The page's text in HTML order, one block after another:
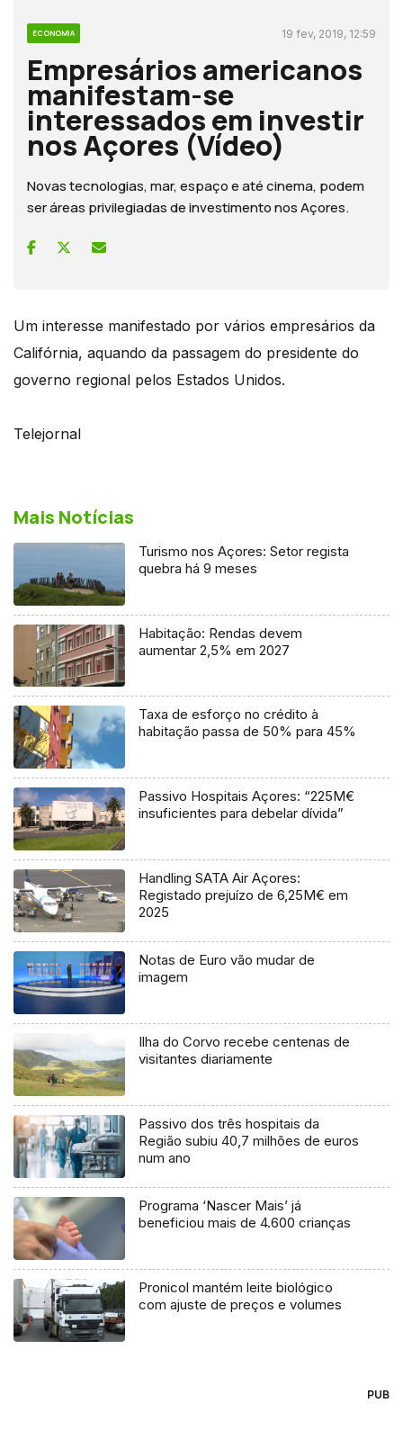
ECONOMIA 19 fev, 2019, 12:59
Empresários americanos
manifestam-se
interessados em investir
nos Açores (Vídeo)
Novas tecnologias, mar, espaço e até cinema, podem
ser áreas privilegiadas de investimento nos Açores.
Um interesse manifestado por vários empresários da
Califórnia, aquando da passagem do presidente do
governo regional pelos Estados Unidos.
Telejornal
Mais Notícias
Turismo nos Açores: Setor regista
quebra há 9 meses
Habitação: Rendas devem
aumentar 2,5% em 2027
Taxa de esforço no crédito à
habitação passa de 50% para 45%
Passivo Hospitais Açores: “225M€
insuficientes para debelar dívida”
Handling SATA Air Açores:
Registado prejuízo de 6,25M€ em
2025
Notas de Euro vão mudar de
imagem
Ilha do Corvo recebe centenas de
visitantes diariamente
Passivo dos três hospitais da
Região subiu 40,7 milhões de euros
num ano
Programa ‘Nascer Mais’ já
beneficiou mais de 4.600 crianças
Pronicol mantém leite biológico
com ajuste de preços e volumes
PUB